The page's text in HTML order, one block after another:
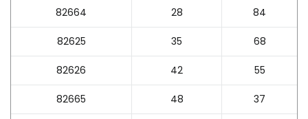
82664 28 84
82625 35 68
82626 42 55
82665 48 37